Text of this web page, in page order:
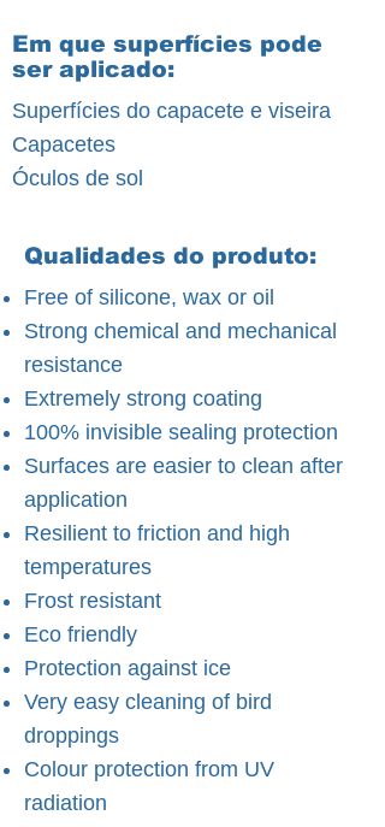
Em que superfícies pode
ser aplicado:
Superfícies do capacete e viseira
Capacetes
Óculos de sol
Qualidades do produto:
Free of silicone, wax or oil
Strong chemical and mechanical
resistance
Extremely strong coating
100% invisible sealing protection
Surfaces are easier to clean after
application
Resilient to friction and high
temperatures
Frost resistant
Eco friendly
Protection against ice
Very easy cleaning of bird
droppings
Colour protection from UV
radiation